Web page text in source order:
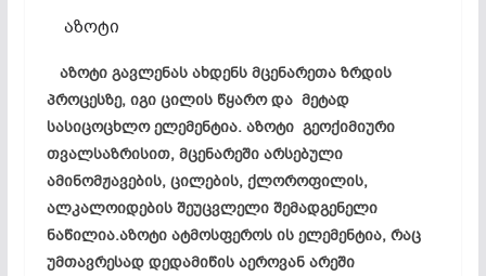
აზოტი
აზოტი გავლენას ახდენს მცენარეთა ზრდის
პროცესზე, იგი ცილის წყარო და მეტად
სასიცოცხლო ელემენტია. აზოტი გეოქიმიური
თვალსაზრისით, მცენარეში არსებული
ამინომჟავების, ცილების, ქლოროფილის,
ალკალოიდებისშეუცვლელი შემადგენელი
ნაწილია.აზოტი ატმოსფეროს ის ელემენტია, რაც
უმთავრესად დედამიწის აეროვანარეში